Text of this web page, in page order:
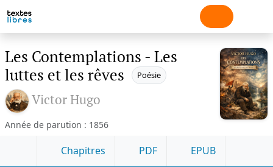
Les Contemplations - Les
luttes et les rêves
Poésie
Victor Hugo
Année de parution : 1856
Chapitres PDF EPUB